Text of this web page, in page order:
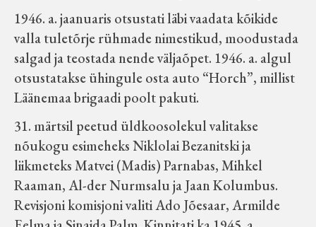
1946. a. jaanuaris otsustati läbi vaadata kõikide
valla tuletõrje rühmade nimestikud, moodustada
salgad ja teostada nende väljaõpet. 1946. a. algul
otsustatakse ühingule osta auto “Horch”, millist
Läänemaa brigaadi poolt pakuti.
31. märtsil peetud üldkoosolekul valitakse
nõukogu esimeheks Niklolai Bezanitski ja
liikmeteks Matvei (Madis) Parnabas, Mihkel
Raaman, Al-der Nurmsalu ja Jaan Kolumbus.
Revisjoni komisjoni valiti Ado Jõesaar, Armilde